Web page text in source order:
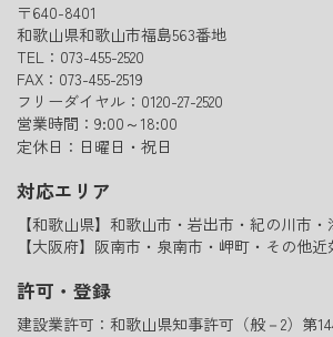
〒640-8401
和歌山県和歌山市福島563番地
TEL：073-455-2520
FAX：073-455-2519
フリーダイヤル：0120-27-2520
営業時間：9:00～18:00
定休日：日曜日・祝日
対応エリア
【和歌山県】和歌山市・岩出市・紀の川市
【大阪府】阪南市・泉南市・岬町・その他近
許可・登録
建設業許可：和歌山県知事許可（般－2）第